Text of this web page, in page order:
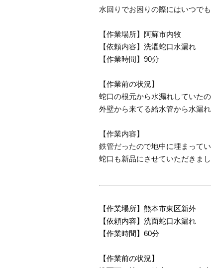
水回りでお困りの際にはいつで
【作業場所】阿蘇市内牧
【依頼内容】洗濯蛇口水漏れ
【作業時間】90分
【作業前の状況】
蛇口の根元から水漏れしていたの
外壁から来てる給水管から水漏
【作業内容】
鉄管だったので地中に埋まって
蛇口も新品にさせていただきまし
【作業場所】熊本市東区新外
【依頼内容】洗面蛇口水漏れ
【作業時間】60分
【作業前の状況】